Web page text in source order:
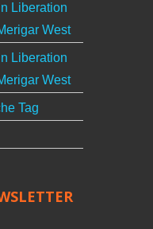
Liberation
West
Liberation
West
Tag